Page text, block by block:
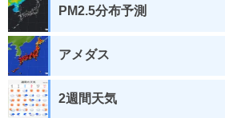
PM2.5分布予測
アメダス
2週間天気